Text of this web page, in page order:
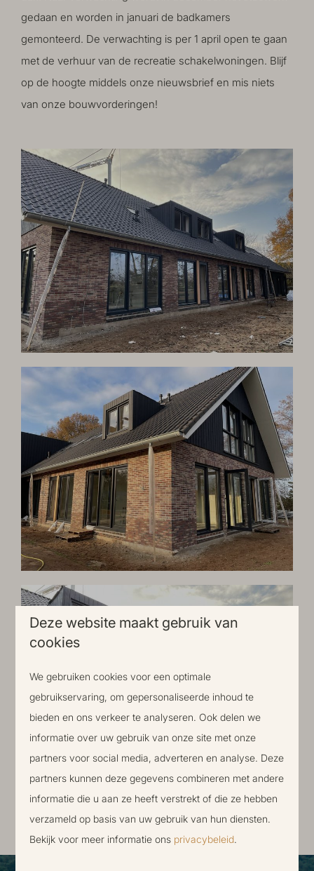
gedaan en worden in januari de badkamers
gemonteerd. De verwachting is per 1 april open te gaan
met de verhuur van de recreatie schakelwoningen. Blijf
op de hoogte middels onze nieuwsbrief en mis niets
van onze bouwvorderingen!
Bekijk al onze bouwupdates!
Deze website maakt gebruik van
cookies
We gebruiken cookies voor een optimale
gebruikservaring, om gepersonaliseerde inhoud te
bieden en ons verkeer te analyseren. Ook delen we
informatie over uw gebruik van onze site met onze
partners voor social media, adverteren en analyse. Deze
partners kunnen deze gegevens combineren met andere
informatie die u aan ze heeft verstrekt of die ze hebben
verzameld op basis van uw gebruik van hun diensten.
Bekijk voor meer informatie ons privacybeleid.